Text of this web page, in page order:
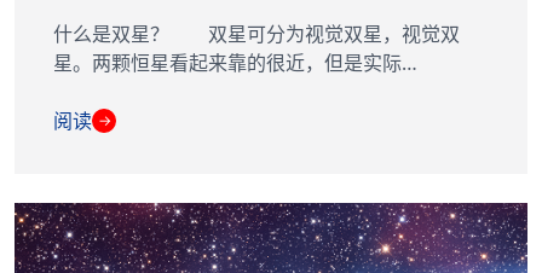
什么是双星？ 双星可分为视觉双星，视觉双
星。两颗恒星看起来靠的很近，但是实际…
阅读 →